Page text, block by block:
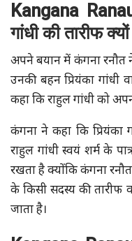
Kangana
गांधी की तारीफ
अपने बयान में कंगना रनौत
उनकी बहन प्रियंका गांधी
कहा कि राहुल गांधी को
कंगना ने कहा कि प्रियंका
राहुल गांधी स्वयं शर्म के
रखता है क्योंकि कंगना
के किसी सदस्य की तारीफ
जाता है।